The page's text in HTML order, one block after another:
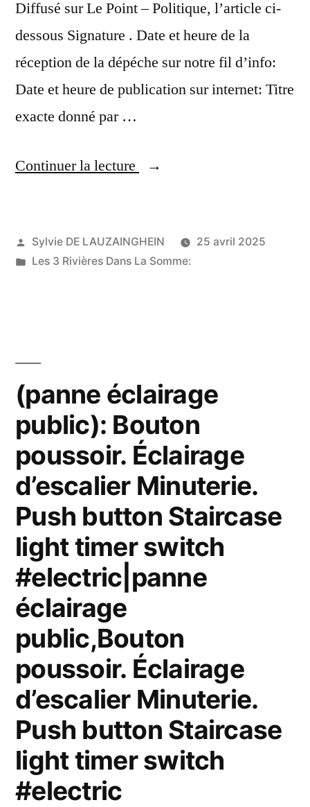
Diffusé sur Le Point – Politique, l’article ci-
dessous Signature . Date et heure de la
réception de la dépéche sur notre fil d’info:
Date et heure de publication sur internet: Titre
exacte donné par …
Continuer la lecture
« Actualités
présence
du
pape
François
divise
le
RN
#France »
Publié
par
Sylvie DE LAUZAINGHEIN
25 avril 2025
Publié
Les 3 Rivières Dans La Somme:
(panne éclairage
public): Bouton
poussoir. Éclairage
d’escalier Minuterie.
Push button Staircase
light timer switch
#electric|panne
éclairage
public,Bouton
poussoir. Éclairage
d’escalier Minuterie.
Push button Staircase
light timer switch
#electric